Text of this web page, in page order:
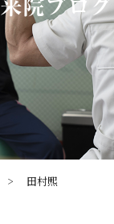
来院ブログ
> 田村熙